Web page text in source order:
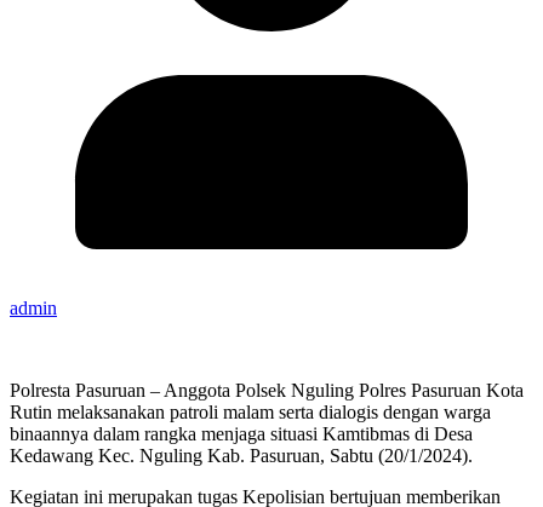
admin
Polresta Pasuruan – Anggota Polsek Nguling Polres Pasuruan Kota
Rutin melaksanakan patroli malam serta dialogis dengan warga
binaannya dalam rangka menjaga situasi Kamtibmas di Desa
Kedawang Kec. Nguling Kab. Pasuruan, Sabtu (20/1/2024).
Kegiatan ini merupakan tugas Kepolisian bertujuan memberikan